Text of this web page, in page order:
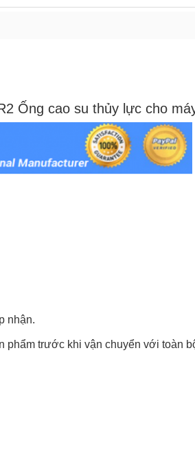
Ống cao su thủy lực cho
nhận.
trước khi vận chuyển với toàn